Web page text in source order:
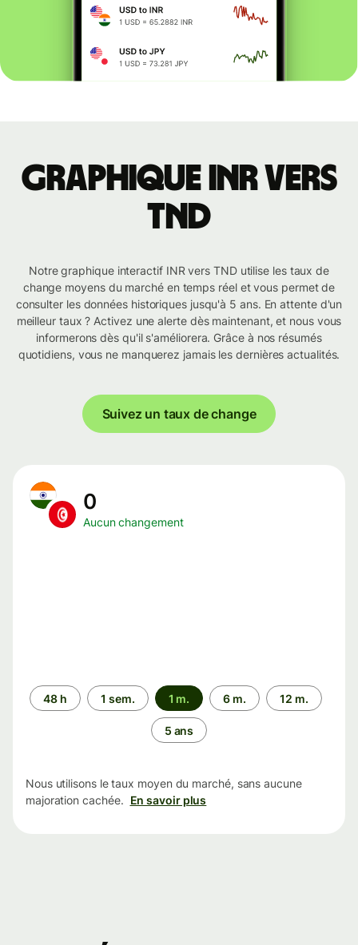
Graphique INR vers
TND
Notre graphique interactif INR vers TND utilise les taux de
change moyens du marché en temps réel et vous permet de
consulter les données historiques jusqu'à 5 ans. En attente d'un
meilleur taux ? Activez une alerte dès maintenant, et nous vous
informerons dès qu'il s'améliorera. Grâce à nos résumés
quotidiens, vous ne manquerez jamais les dernières actualités.
Suivez un taux de change
0
Aucun changement
Période
48 h 1 sem. 1 m. 6 m. 12 m.
5 ans
Nous utilisons le taux moyen du marché, sans aucune
majoration cachée. En savoir plus